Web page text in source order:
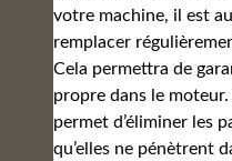
votre machine, il est
remplacer
Cela permettra de
propre dans le
permet d’éliminer les
qu’elles ne pénètrent